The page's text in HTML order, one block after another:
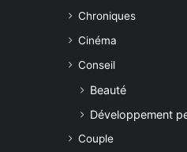
Chroniques
Cinéma
Conseil
Beauté
Développement
Couple